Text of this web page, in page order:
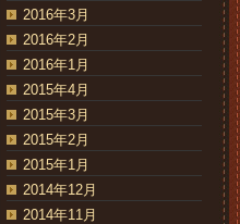
2016年3月
2016年2月
2016年1月
2015年4月
2015年3月
2015年2月
2015年1月
2014年12月
2014年11月